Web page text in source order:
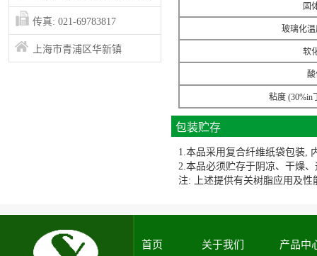
传真: 021-69783817
上海市青浦区华新镇
固
玻璃化
软
粘度 (30%in
包装贮存
1.本品采用复合纤维纸袋包装,
2.本品必须贮存于阴凉、干燥
注: 上述提供有关树脂应用及
首页 关于我们 产品中